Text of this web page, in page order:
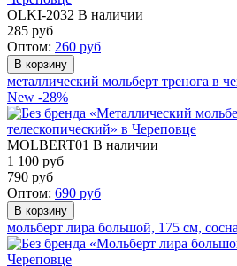
OLKI-2032 В наличии
285 руб
Оптом: 260 руб
металлический мольберт тренога в
New -28%
MOLBERT01 В наличии
1 100 руб
790 руб
Оптом: 690 руб
мольберт лира большой, 175 см, сосна